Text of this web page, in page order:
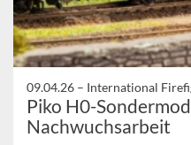
09.04.26 – International
Piko H0-
Nachwuchsarbeit